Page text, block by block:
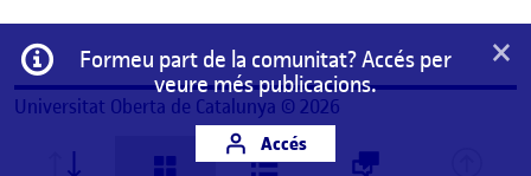
Informació
Formeu part de la comunitat? Accés per
veure més publicacions.
Accés
×
Universitat Oberta de Catalunya © 2026